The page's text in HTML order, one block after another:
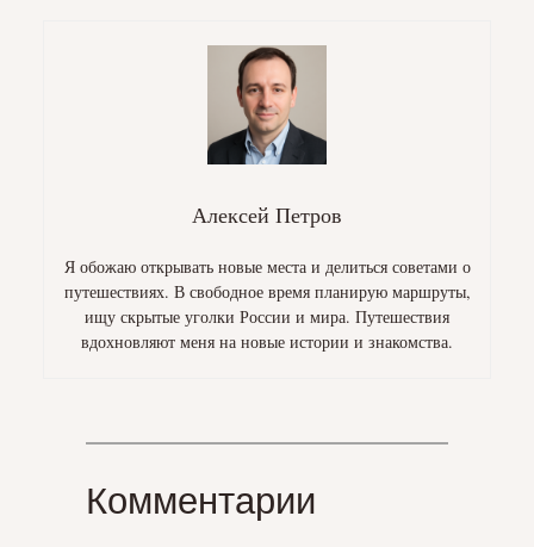
Алексей Петров
Я обожаю открывать новые места и делиться советами о
путешествиях. В свободное время планирую маршруты,
ищу скрытые уголки России и мира. Путешествия
вдохновляют меня на новые истории и знакомства.
Комментарии